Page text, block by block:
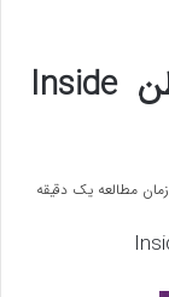
دانلود انیمیشن ظاهر و باطن Inside
زمان مطالعه یک دقیقه